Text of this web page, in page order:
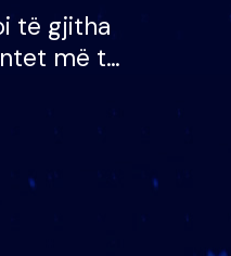
të gjitha
më të